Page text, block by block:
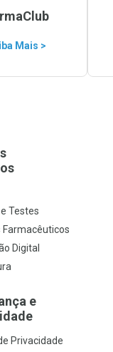
Mais >
Testes
Farmacêuticos
Digital
e
Privacidade